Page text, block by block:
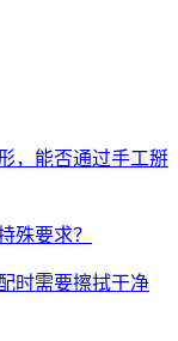
，能否通过手工掰
殊要求？
时需要擦拭干净